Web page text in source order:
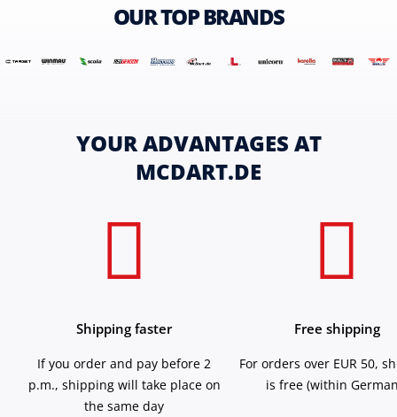
OUR TOP BRANDS
YOUR ADVANTAGES AT
MCDART.DE
Shipping faster
If you order and pay before 2
p.m., shipping will take place on
the same day
Free shipping
For orders over EUR 50,
is free (within